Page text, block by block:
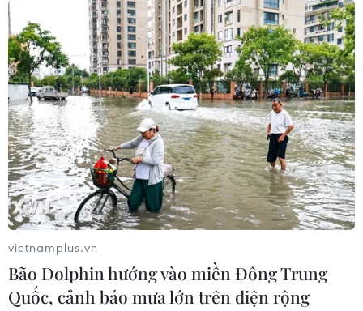
vietnamplus.vn
Bão Dolphin hướng vào miền Đông Trung
Quốc, cảnh báo mưa lớn trên diện rộng